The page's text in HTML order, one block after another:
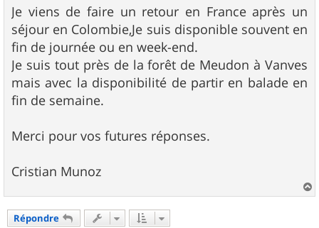
g
e
Je viens de faire un retour en France après un
séjour en Colombie,Je suis disponible souvent en
fin de journée ou en week-end.
Je suis tout près de la forêt de Meudon à Vanves
mais avec la disponibilité de partir en balade en
fin de semaine.
Merci pour vos futures réponses.
Cristian Munoz
a
Répondre